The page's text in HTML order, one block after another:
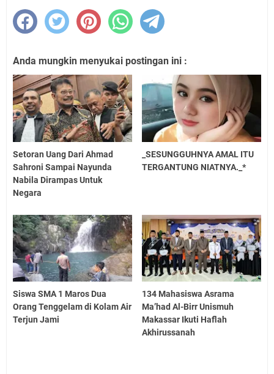
Anda mungkin menyukai postingan ini :
Setoran Uang Dari Ahmad
Sahroni Sampai Nayunda
Nabila Dirampas Untuk
Negara
_SESUNGGUHNYA AMAL ITU
TERGANTUNG NIATNYA._*
Siswa SMA 1 Maros Dua
Orang Tenggelam di Kolam Air
Terjun Jami
134 Mahasiswa Asrama
Ma’had Al-Birr Unismuh
Makassar Ikuti Haflah
Akhirussanah